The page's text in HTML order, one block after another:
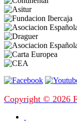
Copyright © 2026